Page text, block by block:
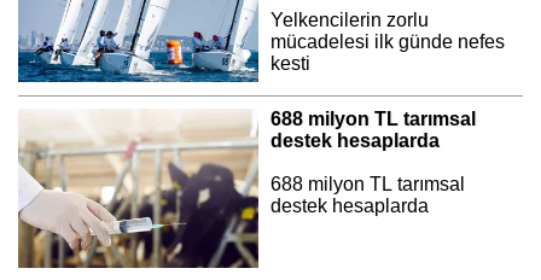
Yelkencilerin zorlu
mücadelesi ilk günde nefes
kesti
688 milyon TL tarımsal
destek hesaplarda
688 milyon TL tarımsal
destek hesaplarda